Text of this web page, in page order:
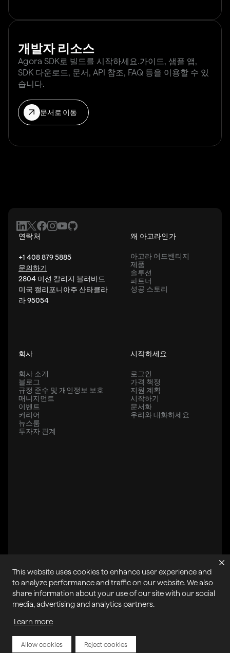
This website uses cookies to enhance user experience and
to analyze performance and traffic on our website. We also
share information about your use of our site with our social
media, advertising and analytics partners.
Learn more
Allow cookies Reject cookies
개발자 리소스
Agora SDK로 빌드를 시작하세요.가이드, 샘플 앱,
SDK 다운로드, 문서, API 참조, FAQ 등을 이용할 수 있
습니다.
문서로 이동
연락처
+1 408 879 5885
문의하기
2804 미션 칼리지 블러바드
미국 캘리포니아주 산타클라
라 95054
왜 아고라인가
아고라 어드밴티지
제품
솔루션
파트너
성공 스토리
회사
회사 소개
블로그
규정 준수 및 개인정보 보호
매니지먼트
이벤트
커리어
뉴스룸
투자자 관계
시작하세요
로그인
가격 책정
지원 계획
시작하기
문서화
우리와 대화하세요
All systems operational
사이트맵
서비스 약관 악용 신고